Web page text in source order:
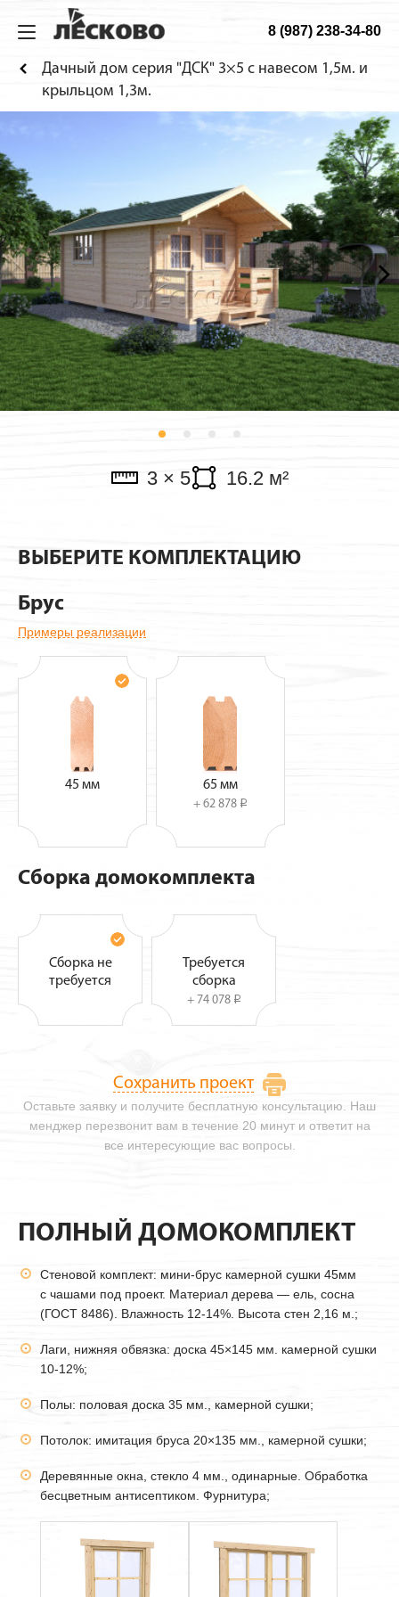
ИЗ МИНИБРУСА
Домики для детей
Веранды
Хоз. блоки
Садовая мебель
Будки для собак
Навесы для машин
Павильоны
ДОМА
ТЕХНОЛОГИЯ
Сборка дома
Фотогалерея
О КОМПАНИИ 8 (987) 238-34-80
Дачный дом серия "ДСК" 3×5 с навесом 1,5м. и
крыльцом 1,3м.
3 × 5 16.2 м²
ВЫБЕРИТЕ КОМПЛЕКТАЦИЮ
Брус
Примеры реализации
45 мм 65 мм
+ 62 878 i
Сборка домокомплекта
Сборка не
требуется
Требуется
сборка
+ 74 078 i
Оставьте заявку и получите бесплатную консультацию. Наш
менджер перезвонит вам в течение 20 минут и ответит на
все интересующие вас вопросы.
Сохранить проект
ПОЛНЫЙ ДОМОКОМПЛЕКТ
Стеновой комплект: мини-брус камерной сушки 45мм
с чашами под проект. Материал дерева — ель, сосна
(ГОСТ 8486). Влажность 12-14%. Высота стен 2,16 м.;
Лаги, нижняя обвязка: доска 45×145 мм. камерной сушки
10-12%;
Полы: половая доска 35 мм., камерной сушки;
Потолок: имитация бруса 20×135 мм., камерной сушки;
Деревянные окна, стекло 4 мм., одинарные. Обработка
бесцветным антисептиком. Фурнитура;